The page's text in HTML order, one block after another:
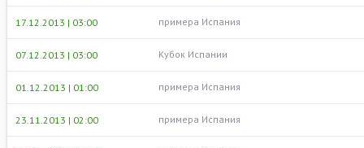
17.12.2013 | 03:00 примера Испания
07.12.2013 | 03:00 Кубок Испании
01.12.2013 | 01:00 примера Испания
23.11.2013 | 02:00 примера Испания